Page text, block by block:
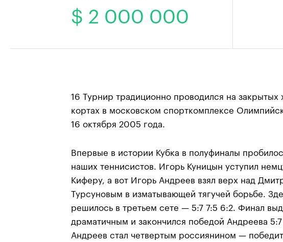
$ 2 000 000
16 Турнир традиционно проводился на закрытых
кортах в московском спорткомплексе
16 октября 2005 года.
Впервые в истории Кубка в полуфиналы
наших теннисистов. Игорь Куницын уступил
Киферу, а вот Игорь Андреев взял верх над
Турсуновым в изматывающей тягучей борьбе.
решилось в третьем сете — 5:7 7:5 6:2. Финал
драматичным и закончился победой Андреева
Андреев стал четвертым россиянином —